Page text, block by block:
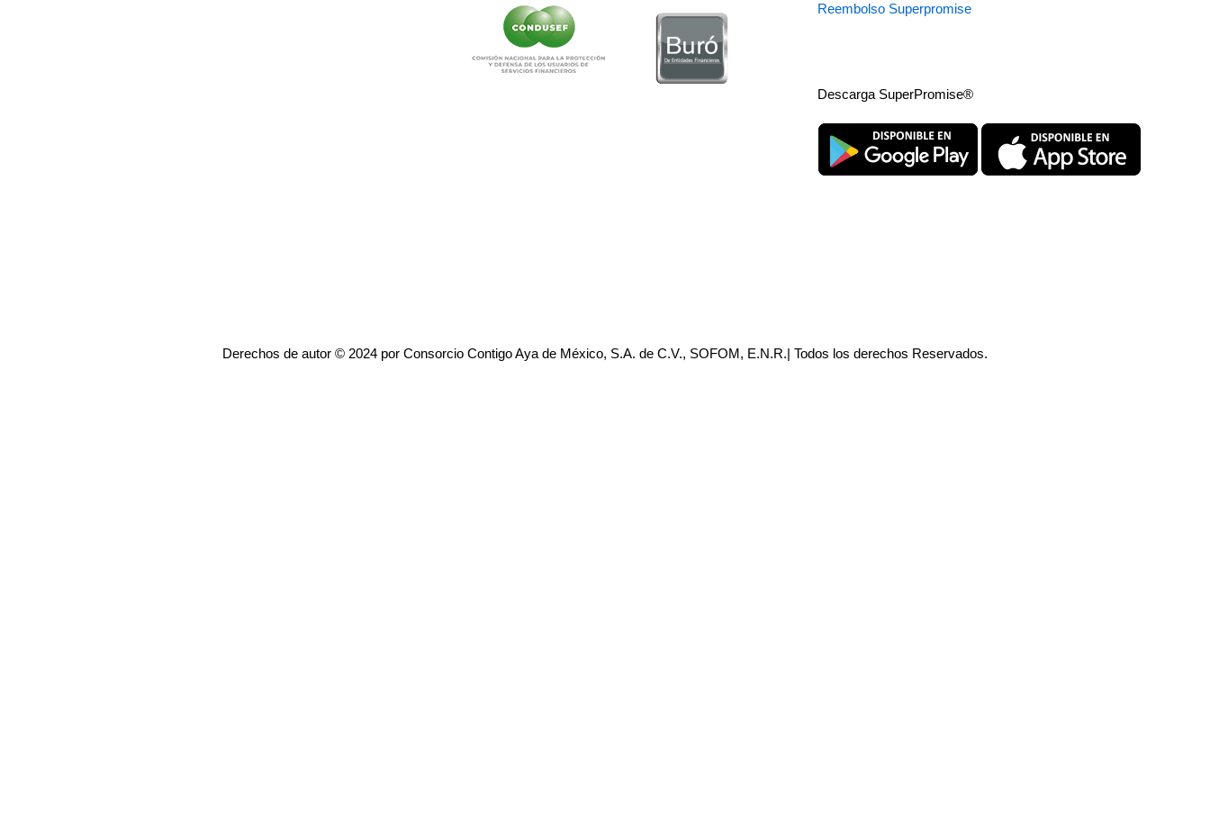
Reembolso Superpromise
Descarga SuperPromise®
Derechos de autor © 2024 por Consorcio Contigo Aya de México, S.A. de C.V., SOFOM, E.N.R.| Todos los derechos Reservados.